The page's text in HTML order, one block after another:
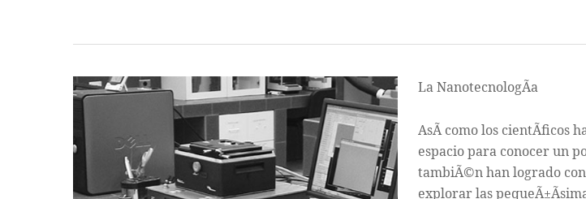
Bydameclic Otros La NanotecnologÃ­a
AsÃ­ como los cientÃ­ficos
espacio para conocer un
tambiÃ©n han logrado
explorar las